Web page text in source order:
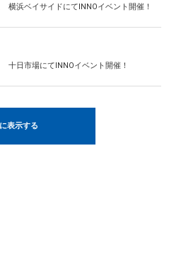
浜ベイサイドにてINNOイベント開催！
日市場にてINNOイベント開催！
表示する